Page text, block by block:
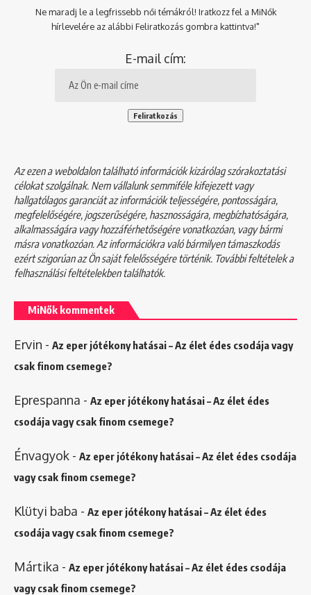
Ne maradj le a legfrissebb női témákról! Iratkozz fel a MiNők
hírlevelére az alábbi Feliratkozás gombra kattintva!"
E-mail cím:
Az ezen a weboldalon található információk kizárólag szórakoztatási
célokat szolgálnak. Nem vállalunk semmiféle kifejezett vagy
hallgatólagos garanciát az információk teljességére, pontosságára,
megfelelőségére, jogszerűségére, hasznosságára, megbízhatóságára,
alkalmasságára vagy hozzáférhetőségére vonatkozóan, vagy bármi
másra vonatkozóan. Az információkra való bármilyen támaszkodás
ezért szigorúan az Ön saját felelősségére történik. További feltételek a
felhasználási feltételekbentalálhatók.
MiNők kommentek
Ervin - Az eper jótékony hatásai – Az élet édes csodája vagy
csak finom csemege?
Eprespanna - Az eper jótékony hatásai – Az élet édes
csodája vagy csak finom csemege?
Énvagyok - Az eper jótékony hatásai – Az élet édes csodája
vagy csak finom csemege?
Klütyi baba - Az eper jótékony hatásai – Az élet édes
csodája vagy csak finom csemege?
Mártika - Az eper jótékony hatásai – Az élet édes csodája
vagy csak finom csemege?